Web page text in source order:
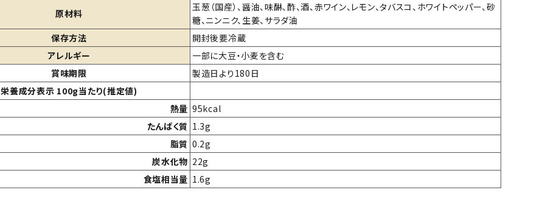
原材料
玉葱（国産）、醤油、味醂、酢、酒、赤ワイン、レモン、タバスコ、ホワイトペッパー、砂
糖、ニンニク、生姜、サラダ油
保存方法
開封後要冷蔵
アレルギー
一部に大豆・小麦を含む
賞味期限
製造日より180日
栄養成分表示 100g当たり(推定値)
熱量 95kcal
たんばく質 1.3g
脂質 0.2g
炭水化物 22g
食塩相当量 1.6g